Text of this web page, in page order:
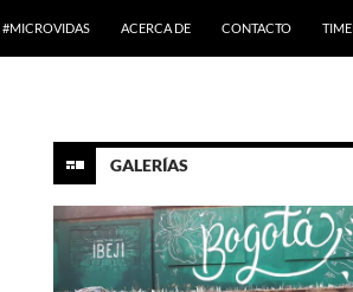
#MICROVIDAS ACERCA DE CONTACTO
GALERÍAS